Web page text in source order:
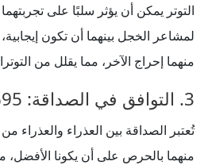
التوتر يمكن أن يؤثر سلبًا على
لمشاعر الخجل بينهما أن تكون
منهما إحراج الآخر، مما يقلل من
3. التوافق في الصداقة: 95%
تُعتبر الصداقة بين العذراء والعذراء
منهما بالحرص على أن يكونا الأفضل،